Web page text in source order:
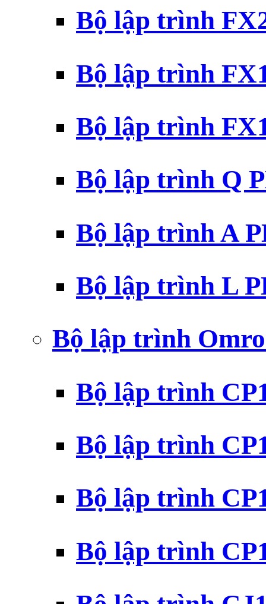
Bộ lập trình
Bộ lập trình
Bộ lập trình
Bộ lập trình Q
Bộ lập trình A
Bộ lập trình L
Bộ lập trình
Bộ lập trình
Bộ lập trình
Bộ lập trình
Bộ lập trình